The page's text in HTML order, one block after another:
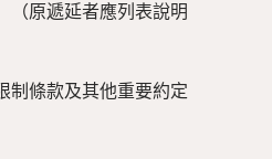
（原遞延者應列表說明
制條款及其他重要約定